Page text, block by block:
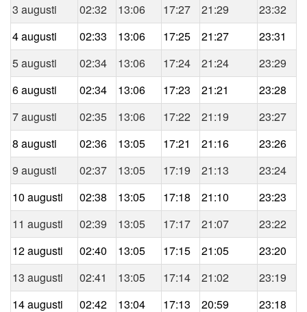
3 augusti
02:32 13:06 17:27 21:29
23:32
4 augusti
02:33 13:06 17:25 21:27
23:31
5 augusti
02:34 13:06 17:24 21:24
23:29
6 augusti
02:34 13:06 17:23 21:21
23:28
7 augusti
02:35 13:06 17:22 21:19
23:27
8 augusti
02:36 13:05 17:21 21:16
23:26
9 augusti
02:37 13:05 17:19 21:13
23:24
10 augusti
02:38 13:05 17:18 21:10
23:23
11 augusti
02:39 13:05 17:17 21:07
23:22
12 augusti
02:40 13:05 17:15 21:05
23:20
13 augusti
02:41 13:05 17:14 21:02
23:19
14 augusti
02:42 13:04 17:13 20:59 23:18